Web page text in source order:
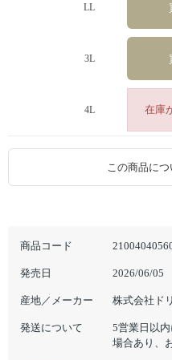
商品コード
発売日 2026/06/05
産地／メーカー 株式会社ド
発送について
5営業日以
場合あり、
LL
3L
4L 在庫
この商品に